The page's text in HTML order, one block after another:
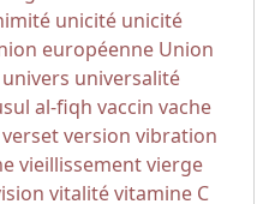
unicité unicité
européenne Union
univers universalité
al-fiqh vaccin vache
versetversion vibration
vieillissementvierge
vitalitévitamine C